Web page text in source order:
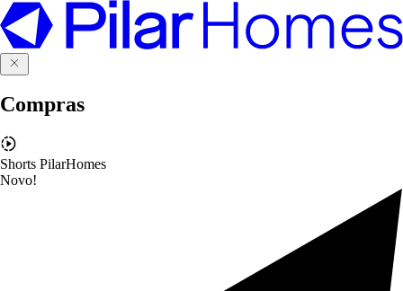
Compras
Shorts PilarHomes
Novo!